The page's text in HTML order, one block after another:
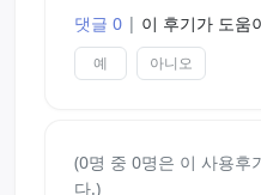
댓글 0 | 이 후기가 도움
예 아니오
(0명 중 0명은 이 사용후
다.)